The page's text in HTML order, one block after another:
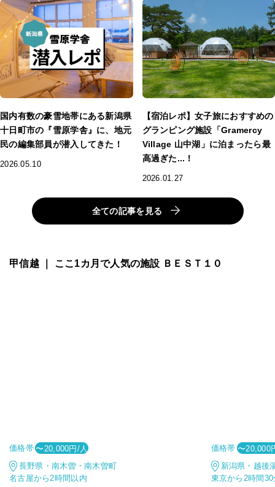
国内有数の豪雪地帯にある新潟県
十日町市の『雪原学舎』に、地元
民の編集部員が潜入してきた！
2026.05.10
【宿泊レポ】女子旅におすすめの
グランピング施設「Gramercy
Village 山中湖」に泊まったら最
高過ぎた...！
2026.01.27
全ての記事を見る
甲信越 ｜ ここ1カ月で人気の施設 ＢＥＳＴ１０
価格帯 〜20,000円/人
長野県・南木曽・南木曽町
名古屋から2時間以内
価格帯 〜20,000
新潟県・越後
東京から2時間